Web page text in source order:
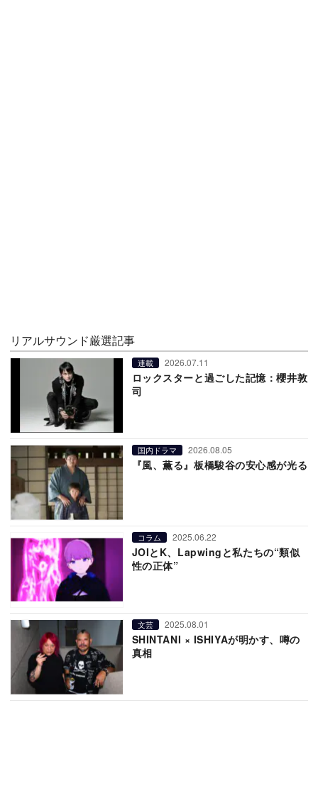
リアルサウンド厳選記事
連載 2026.07.11
ロックスターと過ごした記憶：櫻井敦
司
国内ドラマ 2026.08.05
『風、薫る』板橋駿谷の安心感が光る
コラム 2025.06.22
JOIとK、Lapwingと私たちの“類似
性の正体”
文芸 2025.08.01
SHINTANI × ISHIYAが明かす、噂の
真相